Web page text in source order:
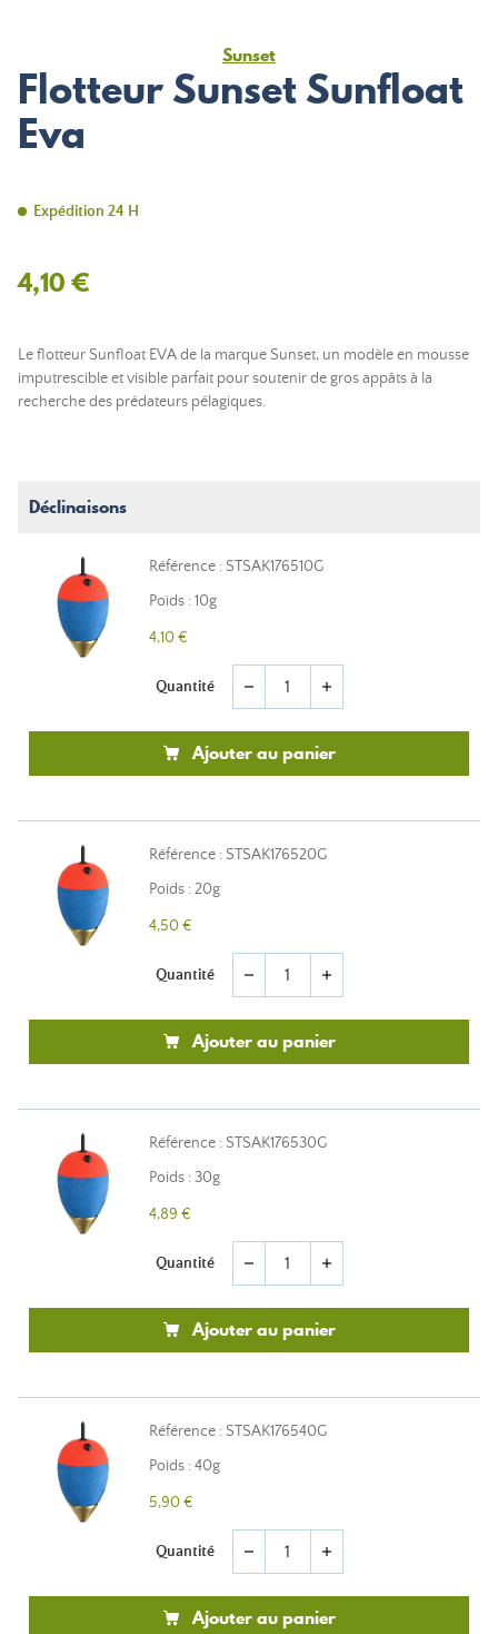
Sunset
Flotteur Sunset Sunfloat
Eva
Expédition 24 H
4,10 €
Le flotteur Sunfloat EVA de la marque Sunset, un modèle en mousse
imputrescible et visible parfait pour soutenir de gros appâts à la
recherche des prédateurs pélagiques.
Déclinaisons
Référence : STSAK176510G
Poids : 10g
4,10 €
Quantité remove add
Ajouter au panier
Référence : STSAK176520G
Poids : 20g
4,50 €
Quantité remove add
Ajouter au panier
Référence : STSAK176530G
Poids : 30g
4,89 €
Quantité remove add
Ajouter au panier
Référence : STSAK176540G
Poids : 40g
5,90 €
Quantité remove add
Ajouter au panier